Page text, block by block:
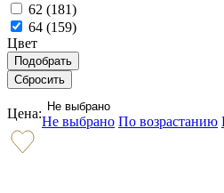
62 (181)
64 (159)
Цвет
Цена: Не выбрано
Не выбрано По возрастанию